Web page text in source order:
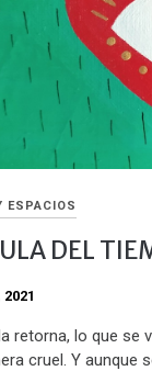
ESPACIOS
DEL
2021
retorna, lo que se
cruel. Y aunque